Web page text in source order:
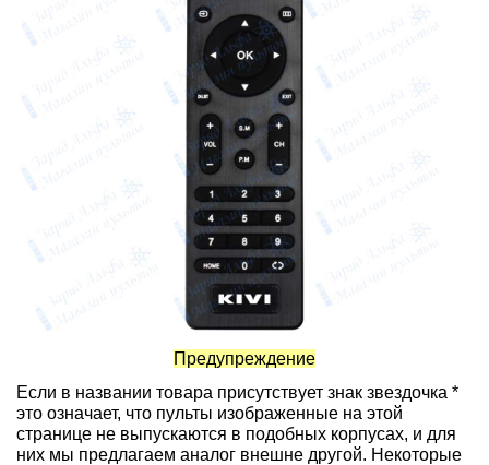
Предупреждение
Если в названии товара присутствует знак звездочка *
это означает, что пульты изображенные на этой
странице не выпускаются в подобных корпусах, и для
них мы предлагаем аналог внешне другой. Некоторые